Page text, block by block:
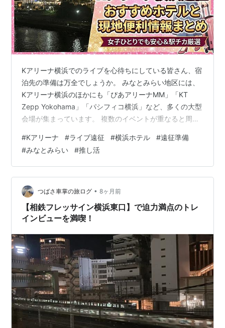
Kアリーナ横浜でのライブを心待ちにしている皆さん、宿
泊先の準備は万全でしょうか。 みなとみらい地区には、
Kアリーナ横浜のほかにも「ぴあアリーナMM」「KT
Zepp Yokohama」「パシフィコ横浜」など、多くの大型
会場が集まっています。 複数のイベントが重なると周辺
ます。 チケットの確保と同時、あるいはそれより前であ
っても、早めに予約を済ませておくことが遠征成功の鍵
です。 １．エリア選びの注意点と治安！女子会や一人遠
征でも安心な宿泊場所は？ ２．規制退場対策にも！Kア
リーナショップのクロークサービスと便利な忘れ物対策
３．会場まで徒歩圏内！…
#Kアリーナ #ライブ遠征 #横浜ホテル #遠征準備
#みなとみらい #推し活
つばさ車掌の旅ログ • 8ヶ月前
【相鉄フレッサイン横浜東口】で迫力満点のトレ
インビューを満喫！